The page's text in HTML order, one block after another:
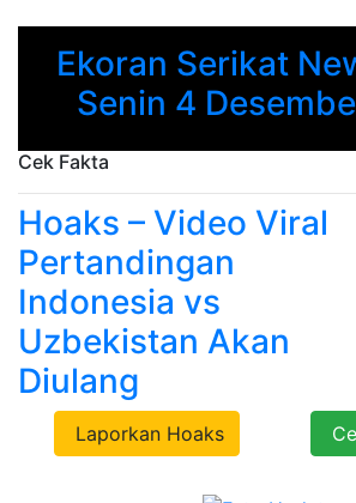
Ekoran Serikat
Senin 4
Previous
Cek Fakta
Hoaks – Video Viral
Pertandingan
Indonesia vs
Uzbekistan Akan
Diulang
Laporkan Hoaks